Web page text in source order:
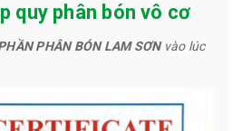
quy phân bón vô cơ
PHÂN BÓN LAM SƠNvào lúc